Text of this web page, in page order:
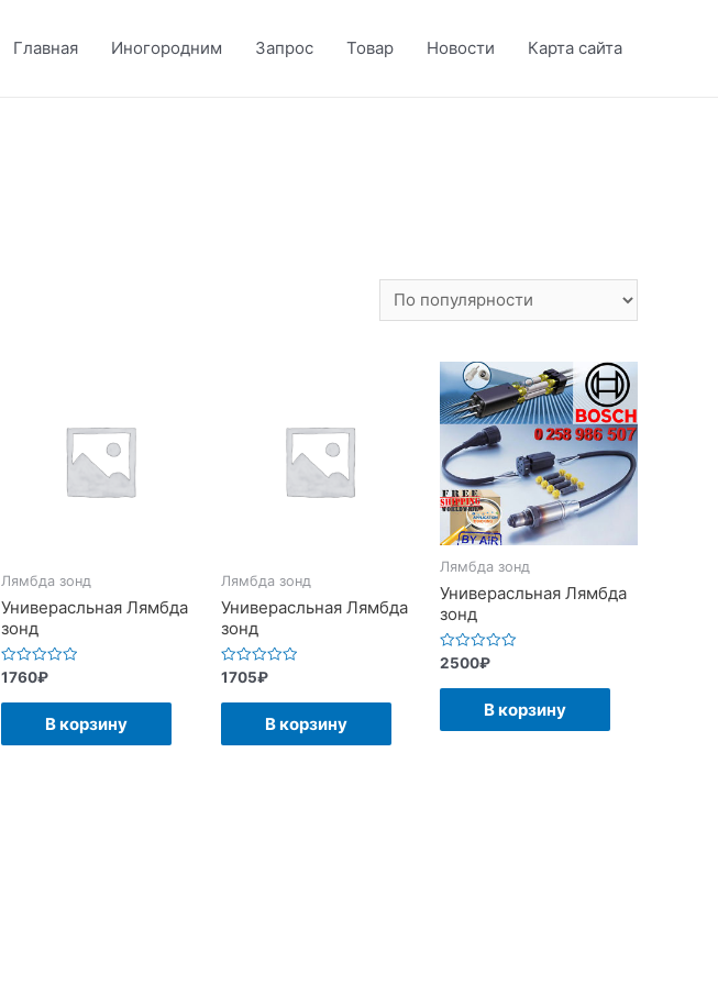
Главная Иногородним Запрос Товар Новости Карта сайта
Лямбда зонд
Универасльная Лямбда
зонд
Оценка
из
1760₽
В корзину
Лямбда зонд
Универасльная Лямбда
зонд
Оценка
из
1705₽
В корзину
Лямбда зонд
Универасльная Лямбда
зонд
Оценка
0
из
2500₽
В корзину